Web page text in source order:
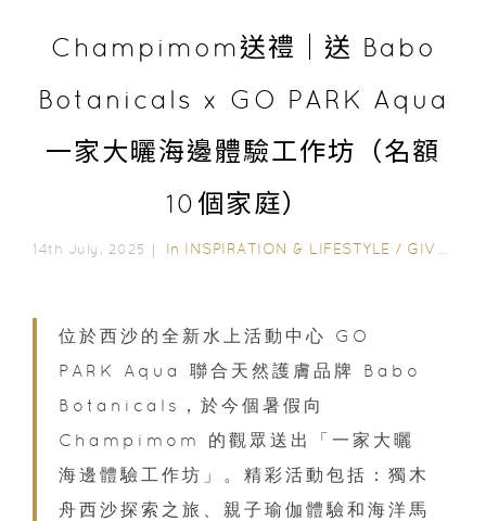
Champimom送禮｜送 Babo
Botanicals x GO PARK Aqua
一家大曬海邊體驗工作坊（名額
10個家庭）
14th July, 2025｜ In INSPIRATION & LIFESTYLE / GIVEAWAY
位於西沙的全新水上活動中心 GO
PARK Aqua 聯合天然護膚品牌 Babo
Botanicals，於今個暑假向
Champimom 的觀眾送出「一家大曬
海邊體驗工作坊」。精彩活動包括：獨木
舟西沙探索之旅、親子瑜伽體驗和海洋馬